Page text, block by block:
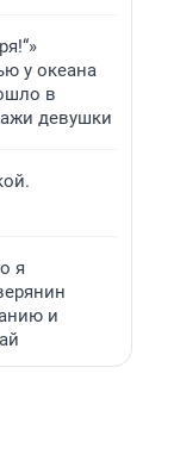
у океана
в
девушки
я
и